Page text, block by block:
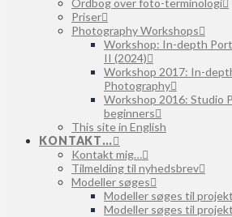
Ordbog over foto-terminologi
Priser
Photography Workshops
Workshop: In-depth
II (2024)
Workshop 2017: In-
Photography
Workshop 2016: Studio
beginners
This site in English
KONTAKT…
Kontakt mig…
Tilmelding til nyhedsbrev
Modeller søges
Modeller søges til
Modeller søges til